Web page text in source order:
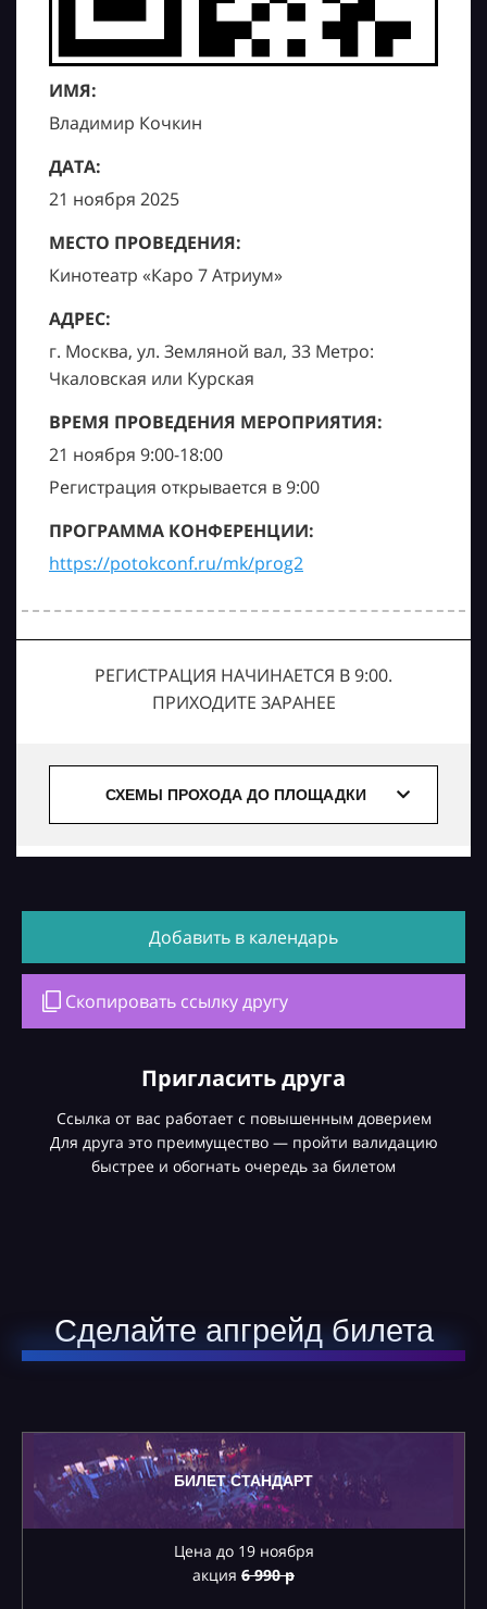
ИМЯ:
Владимир Кочкин
ДАТА:
21 ноября 2025
МЕСТО ПРОВЕДЕНИЯ:
Кинотеатр «Каро 7 Атриум»
АДРЕС:
г. Москва, ул. Земляной вал, 33 Метро:
Чкаловская или Курская
ВРЕМЯ ПРОВЕДЕНИЯ МЕРОПРИЯТИЯ:
21 ноября 9:00-18:00
Регистрация открывается в 9:00
ПРОГРАММА КОНФЕРЕНЦИИ:
https://potokconf.ru/mk/prog2
РЕГИСТРАЦИЯ НАЧИНАЕТСЯ В 9:00.
ПРИХОДИТЕ ЗАРАНЕЕ
СХЕМЫ ПРОХОДА ДО ПЛОЩАДКИ
Добавить в календарь
Скопировать ссылку другу
Пригласить друга
Ссылка от вас работает с повышенным доверием
Для друга это преимущество — пройти валидацию
быстрее и обогнать очередь за билетом
Сделайте апгрейд билета
БИЛЕТ СТАНДАРТ
Цена до 19 ноября
акция 6990 р